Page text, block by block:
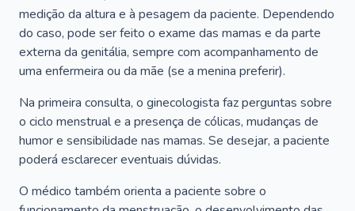
medição da altura e à pesagem da paciente. Dependendo
do caso, pode ser feito o exame das mamas e da parte
externa da genitália, sempre com acompanhamento de
uma enfermeira ou da mãe (se a menina preferir).
Na primeira consulta, o ginecologista faz perguntas sobre
o ciclo menstrual e a presença de cólicas, mudanças de
humor e sensibilidade nas mamas. Se desejar, a paciente
poderá esclarecer eventuais dúvidas.
O médico também orienta a paciente sobre o